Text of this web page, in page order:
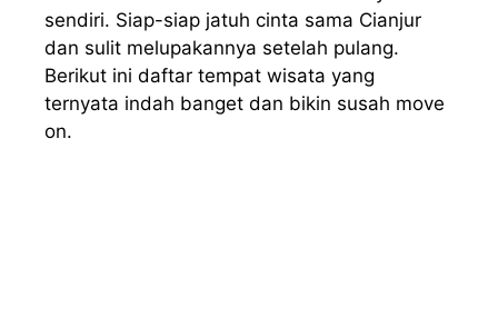
sendiri. Siap-siap jatuh cinta sama Cianjur
dan sulit melupakannya setelah pulang.
Berikut ini daftar tempat wisata yang
ternyata indah banget dan bikin susah move
on.